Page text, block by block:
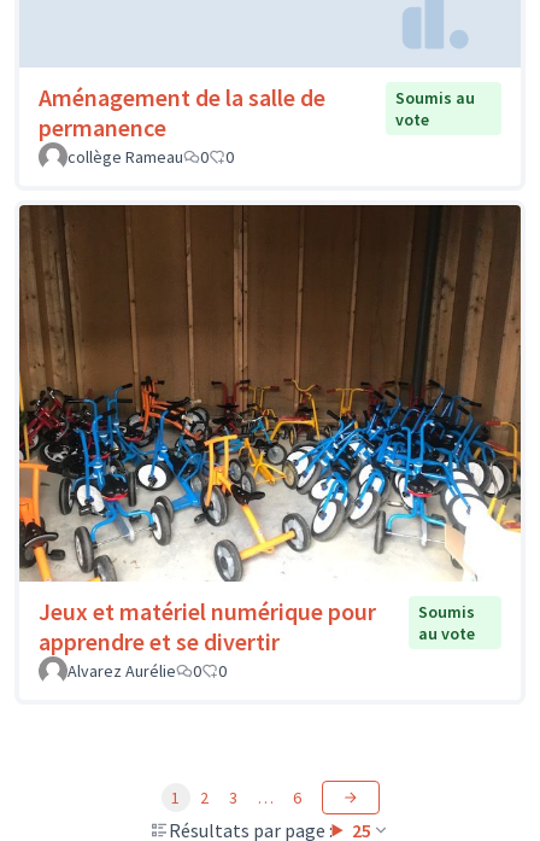
Aménagement de la salle de
permanence
Soumis au
vote
collège Rameau
0 0
Jeux et matériel numérique pour
apprendre et se divertir
Soumis
au vote
Alvarez Aurélie
0 0
Résultats par page : 25
1 2 3 … 6